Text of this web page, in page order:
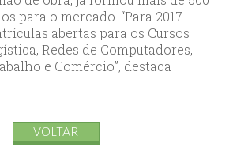
para o mercado. “Para 2017
abertas para os Cursos
Redes de Computadores,
e Comércio”, destaca
VOLTAR